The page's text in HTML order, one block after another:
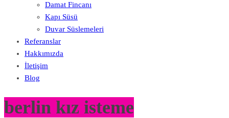
Damat Fincanı
Kapı Süsü
Duvar Süslemeleri
Referanslar
Hakkımızda
İletişim
Blog
berlin kız isteme